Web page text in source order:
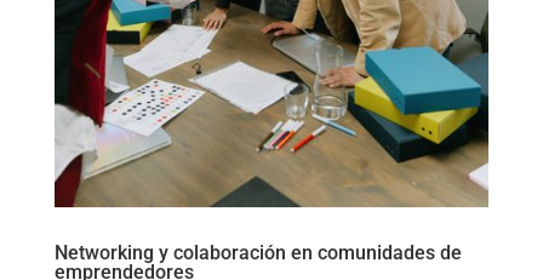
Networking y colaboración en comunidades de
emprendedores